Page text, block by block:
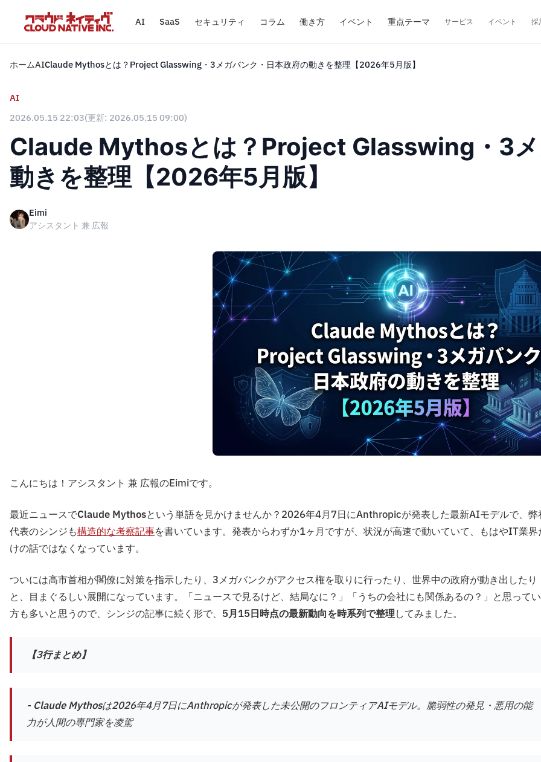
AI SaaS セキュリティ コラム 働き方 イベント 重点テーマ サービス イベント 採
ホームAIClaude Mythosとは？Project Glasswing・3メガバンク・日本政府の動きを整理【2026年5月版】
AI
2026.05.15 22:03(更新: 2026.05.15 09:00)
Claude Mythosとは？Project Glasswing・3メ
動きを整理【2026年5月版】
Eimi
アシスタント 兼 広報
こんにちは！アシスタント 兼 広報のEimiです。
最近ニュースでClaude Mythosという単語を見かけませんか？2026年4月7日にAnthropicが発表した最新AIモデルで、弊
代表のシンジも構造的な考察記事を書いています。発表からわずか1ヶ月ですが、状況が高速で動いていて、もはやIT業界
けの話ではなくなっています。
ついには高市首相が閣僚に対策を指示したり、3メガバンクがアクセス権を取りに行ったり、世界中の政府が動き出したり
と、目まぐるしい展開になっています。「ニュースで見るけど、結局なに？」「うちの会社にも関係あるの？」と思って
方も多いと思うので、シンジの記事に続く形で、 5月15日時点の最新動向を時系列で整理してみました。
【3行まとめ】
- Claude Mythosは2026年4月7日にAnthropicが発表した未公開のフロンティアAIモデル。脆弱性の発見・悪用の能
力が人間の専門家を凌駕